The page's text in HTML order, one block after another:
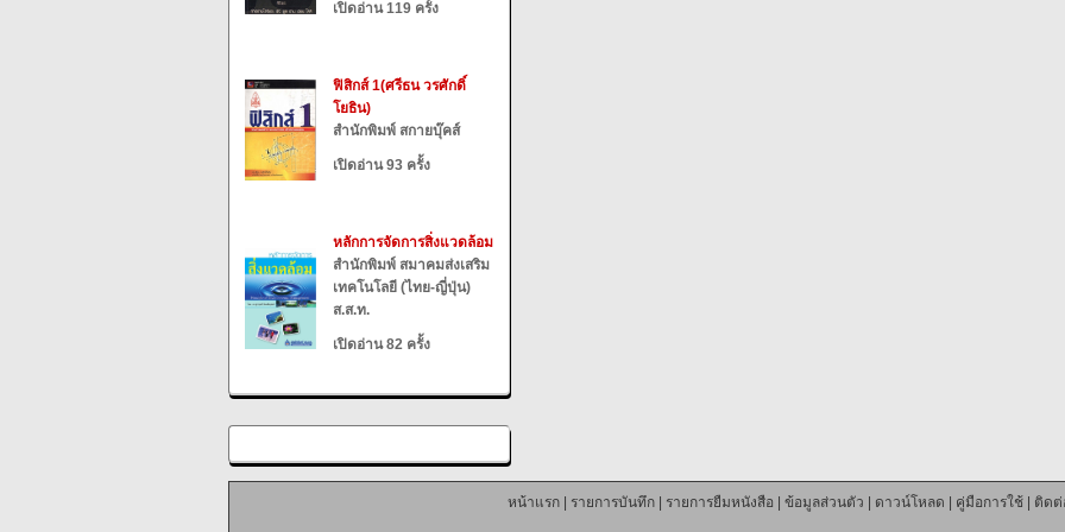
เปิดอ่าน 119 ครั้ง
ฟิสิกส์ 1(ศรีธน วรศักดิ์
โยธิน)
สำนักพิมพ์ สกายบุ๊คส์
เปิดอ่าน 93 ครั้ง
หลักการจัดการสิ่งแวดล้อม
สำนักพิมพ์ สมาคมส่งเสริม
เทคโนโลยี (ไทย-ญี่ปุ่น)
ส.ส.ท.
เปิดอ่าน 82 ครั้ง
หน้าแรก| รายการบันทึก| รายการยืมหนังสือ ข้อมูลส่วนตัว ดาวน์โหลด คู่มือการใช้| ติดต่